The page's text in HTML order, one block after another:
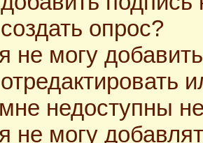
опрос?
не могу
недоступны
не могу